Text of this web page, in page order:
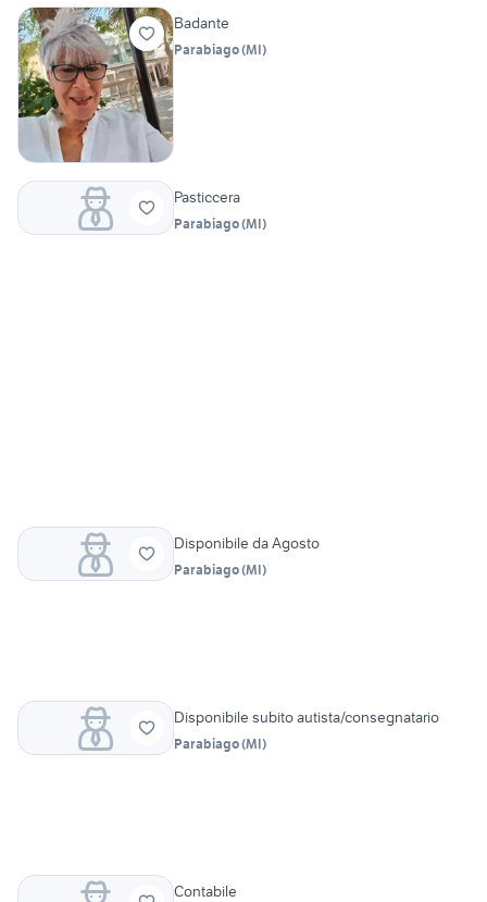
Badante
Parabiago(MI)
Pasticcera
Parabiago(MI)
Disponibile da Agosto
Parabiago(MI)
Disponibile subito autista/consegnatario
Parabiago(MI)
Contabile